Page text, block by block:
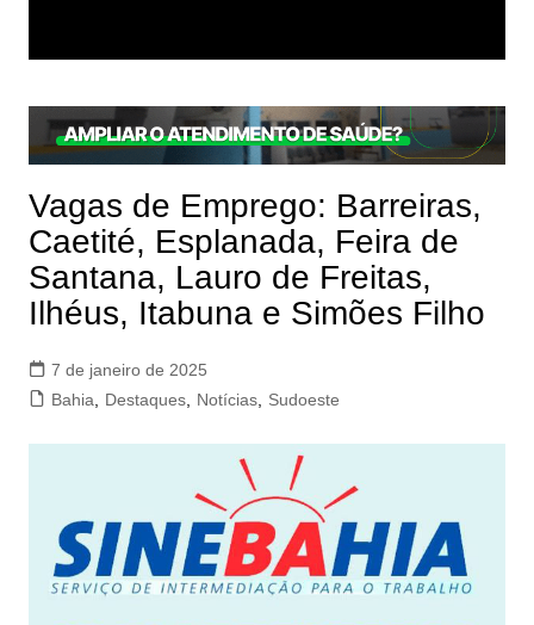
Vagas de Emprego: Barreiras,
Caetité, Esplanada, Feira de
Santana, Lauro de Freitas,
Ilhéus, Itabuna e Simões Filho
7 de janeiro de 2025
Bahia, Destaques, Notícias, Sudoeste